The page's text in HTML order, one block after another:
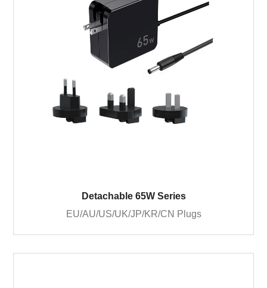
Detachable 65W Series
EU/AU/US/UK/JP/KR/CN Plugs